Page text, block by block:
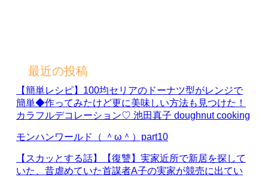
最近の投稿
【簡単レシピ】100均セリアのドーナツ型がレンジで
簡単◆作ってみたけど更に美味しい方法も見つけた！
カラフルデコレーション♡ 池田真子 doughnut cooking
モンハンワールド（ ＾ω＾）part10
【スカッとする話】【復讐】実家近所で新居を探して
いた、昔虐めていた首謀者A子の実家が競売に出てい